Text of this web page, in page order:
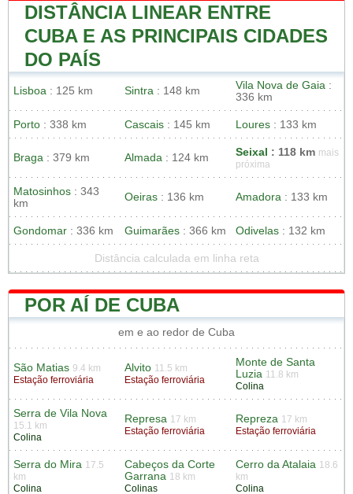
DISTÂNCIA LINEAR ENTRE
CUBA E AS PRINCIPAIS CIDADES
DO PAÍS
Lisboa : 125 km Sintra : 148 km Vila Nova de Gaia :
336 km
Porto : 338 km Cascais : 145 km Loures : 133 km
Braga : 379 km Almada : 124 km Seixal : 118 km mais
próxima
Matosinhos : 343
km
Oeiras : 136 km Amadora : 133 km
Gondomar : 336 km Guimarães : 366 km Odivelas : 132 km
Distância calculada em linha reta
POR AÍ DE CUBA
em e ao redor de Cuba
São Matias 9.4 km
Estação ferroviária
Alvito 11.5 km
Estação ferroviária
Monte de Santa
Luzia 11.8 km
Colina
Serra de Vila Nova
15.1 km
Colina
Represa 17 km
Estação ferroviária
Repreza 17 km
Estação ferroviária
Serra do Mira 17.5
km
Colina
Cabeços da Corte
Garrana 18 km
Colinas
Cerro da Atalaia 18.6
km
Colina